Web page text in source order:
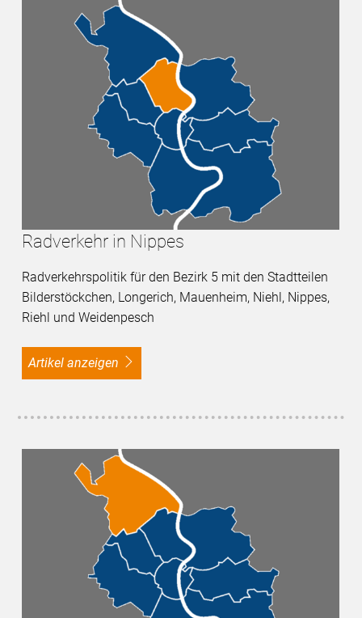
Radverkehr in Nippes
Radverkehrspolitik für den Bezirk 5 mit den Stadtteilen
Bilderstöckchen, Longerich, Mauenheim, Niehl, Nippes,
Riehl und Weidenpesch
Artikel anzeigen